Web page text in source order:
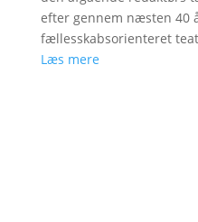
efter gennem næsten 40
fællesskabsorienteret
Læs mere